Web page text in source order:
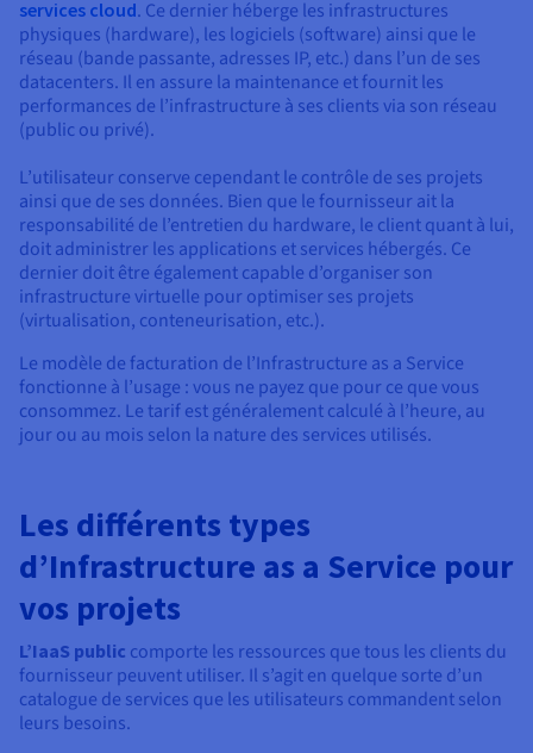
Tarifs
Disponibilités par régions
Documentation
Roadmap & Changelog
Observabilité
Roadmap & Changelog
Roadmap & Changelog
Roadmap & Changelog
Documentation
Roadmap & Changelog
services cloud. Ce dernier héberge les infrastructures
physiques (hardware), les logiciels (software) ainsi que le
réseau (bande passante, adresses IP, etc.) dans l’un de ses
datacenters. Il en assure la maintenance et fournit les
performances de l’infrastructure à ses clients via son réseau
(public ou privé).
L’utilisateur conserve cependant le contrôle de ses projets
ainsi que de ses données. Bien que le fournisseur ait la
responsabilité de l’entretien du hardware, le client quant à lui,
doit administrer les applications et services hébergés. Ce
dernier doit être également capable d’organiser son
infrastructure virtuelle pour optimiser ses projets
(virtualisation, conteneurisation, etc.).
Le modèle de facturation de l’Infrastructure as a Service
fonctionne à l’usage : vous ne payez que pour ce que vous
consommez. Le tarif est généralement calculé à l’heure, au
jour ou au mois selon la nature des services utilisés.
Les différents types
d’Infrastructure as a Service pour
vos projets
L’IaaS public comporte les ressources que tous les clients du
fournisseur peuvent utiliser. Il s’agit en quelque sorte d’un
catalogue de services que les utilisateurs commandent selon
leurs besoins.